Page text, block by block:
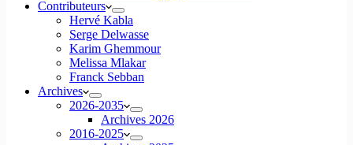
Contributeurs
Hervé Kabla
Serge Delwasse
Karim Ghemmour
Melissa Mlakar
Franck Sebban
Archives
2026-2035
Archives 2026
2016-2025